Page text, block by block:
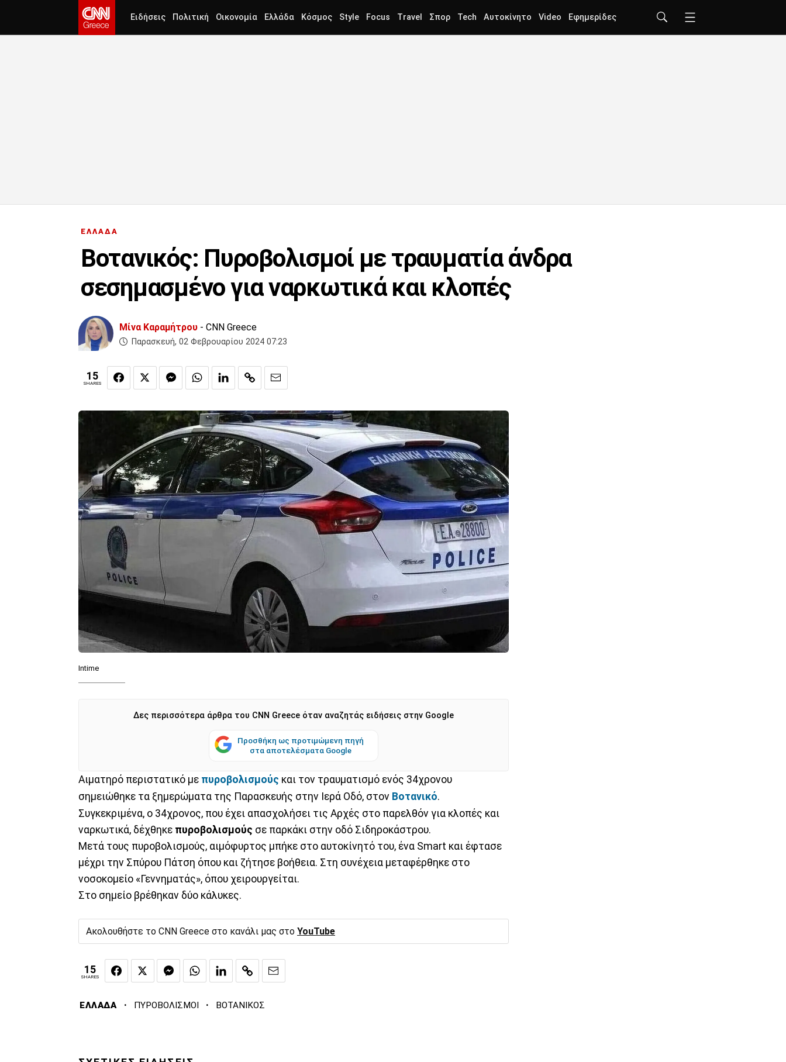
Ειδήσεις Πολιτική Οικονομία Ελλάδα Κόσμος Style Focus Travel Σπορ Tech Αυτοκίνητο Video Εφημερίδες
ΕΛΛΑΔΑ
Βοτανικός: Πυροβολισμοί με τραυματία άνδρα
σεσημασμένο για ναρκωτικά και κλοπές
Μίνα Καραμήτρου - CNN Greece
Παρασκευή, 02 Φεβρουαρίου 2024 07:23
15
SHARES
Intime
Δες περισσότερα άρθρα του CNN Greece όταν αναζητάς ειδήσεις στην Google
Προσθήκη ως προτιμώμενη πηγή
στα αποτελέσματα Google
Αιματηρό περιστατικό με πυροβολισμούς και τον τραυματισμό ενός 34χρονου
σημειώθηκε τα ξημερώματα της Παρασκευής στην Ιερά Οδό, στον Βοτανικό.
Συγκεκριμένα, ο 34χρονος, που έχει απασχολήσει τις Αρχές στο παρελθόν για κλοπές και
ναρκωτικά, δέχθηκε πυροβολισμούς σε παρκάκι στην οδό Σιδηροκάστρου.
Μετά τους πυροβολισμούς, αιμόφυρτος μπήκε στο αυτοκίνητό του, ένα Smart και έφτασε
μέχρι την Σπύρου Πάτση όπου και ζήτησε βοήθεια. Στη συνέχεια μεταφέρθηκε στο
νοσοκομείο «Γεννηματάς», όπου χειρουργείται.
Στο σημείο βρέθηκαν δύο κάλυκες.
Ακολουθήστε το CNN Greece στο κανάλι μας στο YouTube
15
SHARES
ΕΛΛΑΔΑ · ΠΥΡΟΒΟΛΙΣΜΟΙ · ΒΟΤΑΝΙΚΟΣ